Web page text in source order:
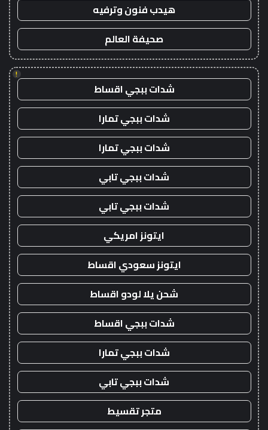
هيدب فنون وترفيه
صحيفة العالم
!
شدات ببجي اقساط
شدات ببجي تمارا
شدات ببجي تمارا
شدات ببجي تابي
شدات ببجي تابي
ايتونز امريكي
ايتونز سعودي اقساط
شحن يلا لودو اقساط
شدات ببجي اقساط
شدات ببجي تمارا
شدات ببجي تابي
متجر تقسيط